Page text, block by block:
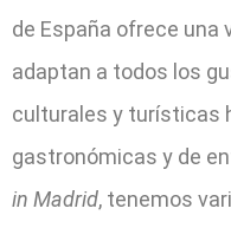
de España ofrece una
adaptan a todos los
culturales y turísticas
gastronómicas y de
in Madrid, tenemos